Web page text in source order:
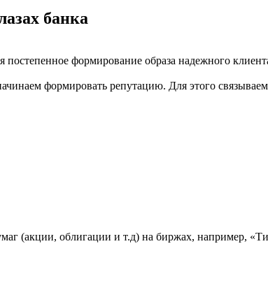
банка
формирование образа надежного
формировать репутацию. Для этого
(акции, облигации и т.д) на биржах, например,